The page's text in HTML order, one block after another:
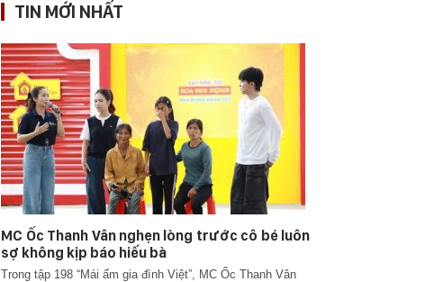
TIN MỚI NHẤT
MC Ốc Thanh Vân nghẹn lòng trước cô bé luôn
sợ không kịp báo hiếu bà
Trong tập 198 “Mái ấm gia đình Việt”, MC Ốc Thanh Vân